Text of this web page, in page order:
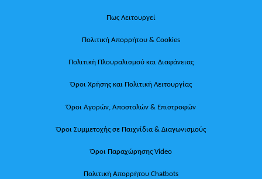
Πως Λειτουργεί
Πολιτική Απορρήτου & Cookies
Πολιτική Πλουραλισμού και Διαφάνειας
Όροι Χρήσης και Πολιτική Λειτουργίας
Όροι Αγορών, Αποστολών & Επιστροφών
Όροι Συμμετοχής σε Παιχνίδια & Διαγωνισμούς
Όροι Παραχώρησης Video
Πολιτική Απορρήτου Chatbots